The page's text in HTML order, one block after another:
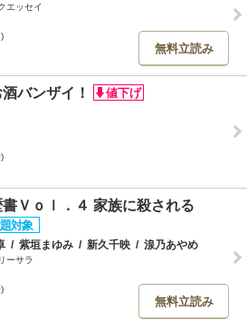
エッセイ
無料立読み
バンザイ！
Ｖｏｌ．４ 家族に殺される
/ 紫垣まゆみ / 新久千映 / 湶乃あやめ
ーサラ
無料立読み